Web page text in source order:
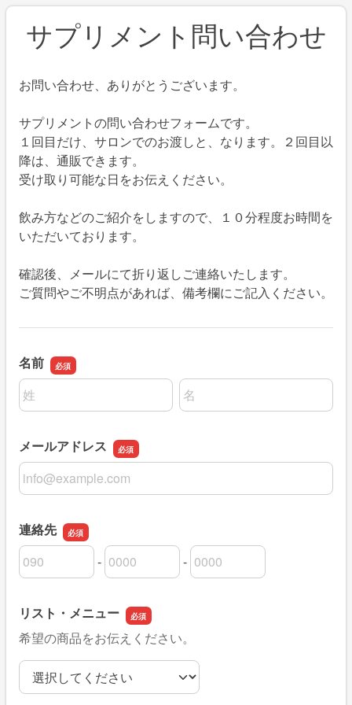
サプリメント問い合わせ
お問い合わせ、ありがとうございます。
サプリメントの問い合わせフォームです。
１回目だけ、サロンでのお渡しと、なります。２回目以
降は、通販できます。
受け取り可能な日をお伝えください。
飲み方などのご紹介をしますので、１０分程度お時間を
いただいております。
確認後、メールにて折り返しご連絡いたします。
ご質問やご不明点があれば、備考欄にご記入ください。
名前
名前の姓
名前の名
メールアドレス
メールアドレス
連絡先
連絡先の市外局番
-
連絡先の市内局番 -
連絡先の加入者番号
リスト・メニュー
希望の商品をお伝えください。
リスト・メニュー